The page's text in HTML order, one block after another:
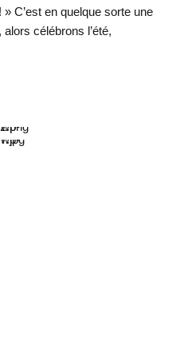
C’est en quelque sorte une
célébrons l’été,